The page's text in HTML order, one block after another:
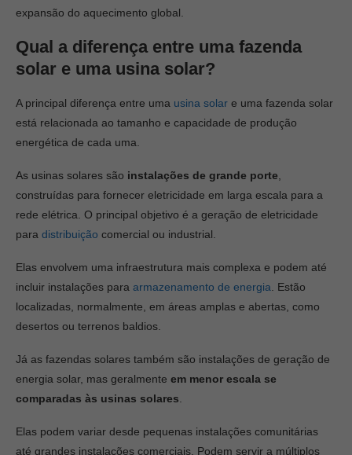
expansão do aquecimento global.
Qual a diferença entre uma fazenda
solar e uma usina solar?
A principal diferença entre uma usina solar e uma fazenda solar
está relacionada ao tamanho e capacidade de produção
energética de cada uma.
As usinas solares são instalações de grande porte
construídas para fornecer eletricidade em larga escala para a
rede elétrica. O principal objetivo é a geração de eletricidade
para distribuição comercial ou industrial.
Elas envolvem uma infraestrutura mais complexa e podem até
incluir instalações para armazenamento de energia . Estão
localizadas, normalmente, em áreas amplas e abertas, como
desertos ou terrenos baldios.
Já as fazendas solares também são instalações de geração de
energia solar, mas geralmente em menor escala se
comparadas às usinas solares
Elas podem variar desde pequenas instalações comunitárias
até grandes instalações comerciais. Podem servir a múltiplos